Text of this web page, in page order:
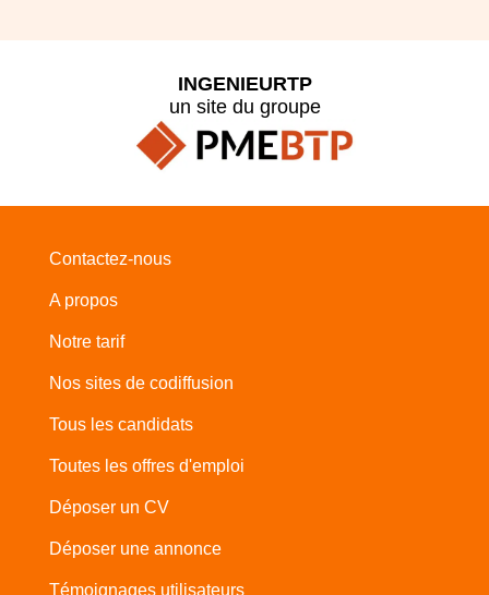
INGENIEURTP
un site du groupe
Contactez-nous
A propos
Notre tarif
Nos sites de codiffusion
Tous les candidats
Toutes les offres d'emploi
Déposer un CV
Déposer une annonce
Témoignages utilisateurs